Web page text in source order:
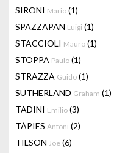
SIRONI Mario (1)
SPAZZAPAN Luigi (1)
STACCIOLI Mauro (1)
STOPPA Paulo (1)
STRAZZA Guido (1)
SUTHERLAND Graham (1)
TADINI Emilio (3)
TÀPIES Antoni (2)
TILSON Joe (6)